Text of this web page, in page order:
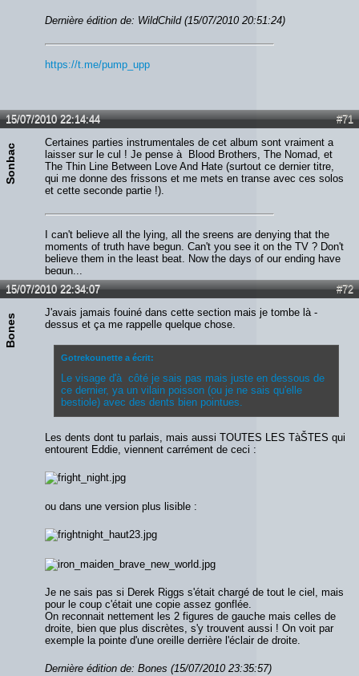
Dernière édition de: WildChild (15/07/2010 20:51:24)
https://t.me/pump_upp
#71
15/07/2010 22:14:44
Sonbac
Certaines parties instrumentales de cet album sont vraiment a
laisser sur le cul ! Je pense à Blood Brothers, The Nomad, et
The Thin Line Between Love And Hate (surtout ce dernier titre,
qui me donne des frissons et me mets en transe avec ces solos
et cette seconde partie !).
I can't believe all the lying, all the sreens are denying that the
moments of truth have begun. Can't you see it on the TV ? Don't
believe them in the least beat. Now the days of our ending have
begun...
#72
15/07/2010 22:34:07
Bones
J'avais jamais fouiné dans cette section mais je tombe là -
dessus et ça me rappelle quelque chose.
Gotrekounette a écrit:
Le visage d'à côté je sais pas mais juste en dessous de
ce dernier, ya un vilain poisson (ou je ne sais qu'elle
bestiole) avec des dents bien pointues.
Les dents dont tu parlais, mais aussi TOUTES LES TàŠTES qui
entourent Eddie, viennent carrément de ceci :
ou dans une version plus lisible :
Je ne sais pas si Derek Riggs s'était chargé de tout le ciel, mais
pour le coup c'était une copie assez gonflée.
On reconnait nettement les 2 figures de gauche mais celles de
droite, bien que plus discrètes, s'y trouvent aussi ! On voit par
exemple la pointe d'une oreille derrière l'éclair de droite.
Dernière édition de: Bones (15/07/2010 23:35:57)